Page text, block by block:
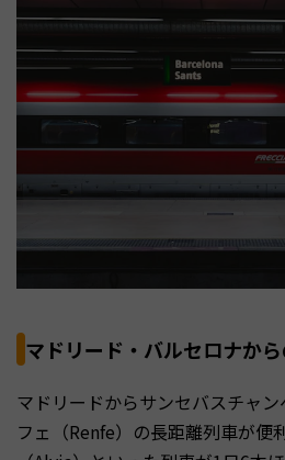
マドリード・バルセロナか
マドリードからサンセバスチャ
フェ（Renfe）の長距離列車が便